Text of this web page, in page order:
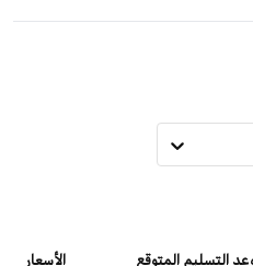
التسليم المتوقع الأسعار